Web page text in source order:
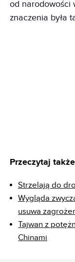
od narodowości
znaczenia była
Przeczytaj
Strzelają do
Wygląda
usuwa
Tajwan z
Chinami